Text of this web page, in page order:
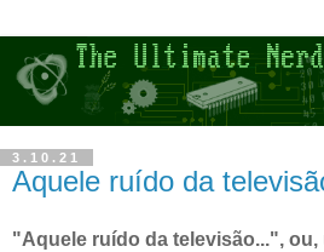
3.10.21
Aquele ruído da
"Aquele ruído da televisão...", ou,